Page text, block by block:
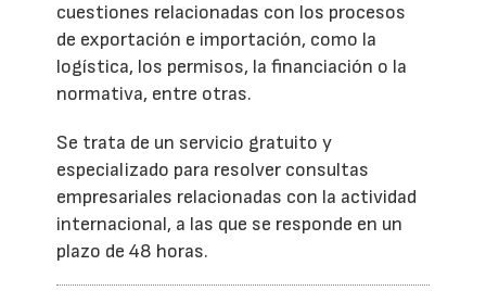
cuestiones relacionadas con los procesos
de exportación e importación, como la
logística, los permisos, la financiación o la
normativa, entre otras.
Se trata de un servicio gratuito y
especializado para resolver consultas
empresariales relacionadas con la actividad
internacional, a las que se responde en un
plazo de 48 horas.